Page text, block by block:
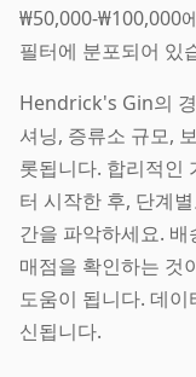
₩50,000-₩100,000
필터에 분포되어 있
Hendrick's Gin의
셔닝, 증류소 규모,
롯됩니다. 합리적인
터 시작한 후, 단계
간을 파악하세요.
매점을 확인하는 것
도움이 됩니다. 데
신됩니다.